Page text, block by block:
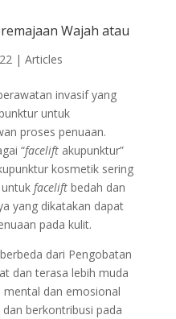
Wajah atau
| Articles
invasif yang
untuk
proses penuaan.
“faceliftakupunktur”
kosmetik sering
faceliftbedah dan
yang dikatakan dapat
pada kulit.
dari Pengobatan
dan terasa lebih muda
dan emosional
berkontribusi pada